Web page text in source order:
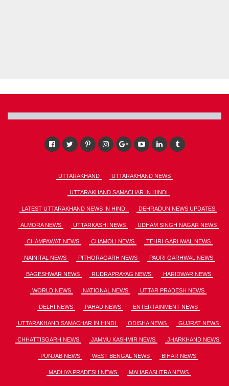
UTTARAKHAND UTTARAKHAND NEWS
UTTARAKHAND SAMACHAR IN HINDI
LATEST UTTARAKHAND NEWS IN HINDI DEHRADUN NEWS UPDATES
ALMORA NEWS UTTARKASHI NEWS UDHAM SINGH NAGAR NEWS
CHAMPAWAT NEWS CHAMOLI NEWS TEHRI GARHWAL NEWS
NAINITAL NEWS PITHORAGARH NEWS PAURI GARHWAL NEWS
BAGESHWAR NEWS RUDRAPRAYAG NEWS HARIDWAR NEWS
WORLD NEWS NATIONAL NEWS UTTAR PRADESH NEWS
DELHI NEWS PAHAD NEWS ENTERTAINMENT NEWS
UTTARAKHAND SAMACHAR IN HINDI ODISHA NEWS GUJRAT NEWS
CHHATTISGARH NEWS JAMMU KASHMIR NEWS JHARKHAND NEWS
PUNJAB NEWS WEST BENGAL NEWS BIHAR NEWS
MADHYA PRADESH NEWS MAHARASHTRA NEWS